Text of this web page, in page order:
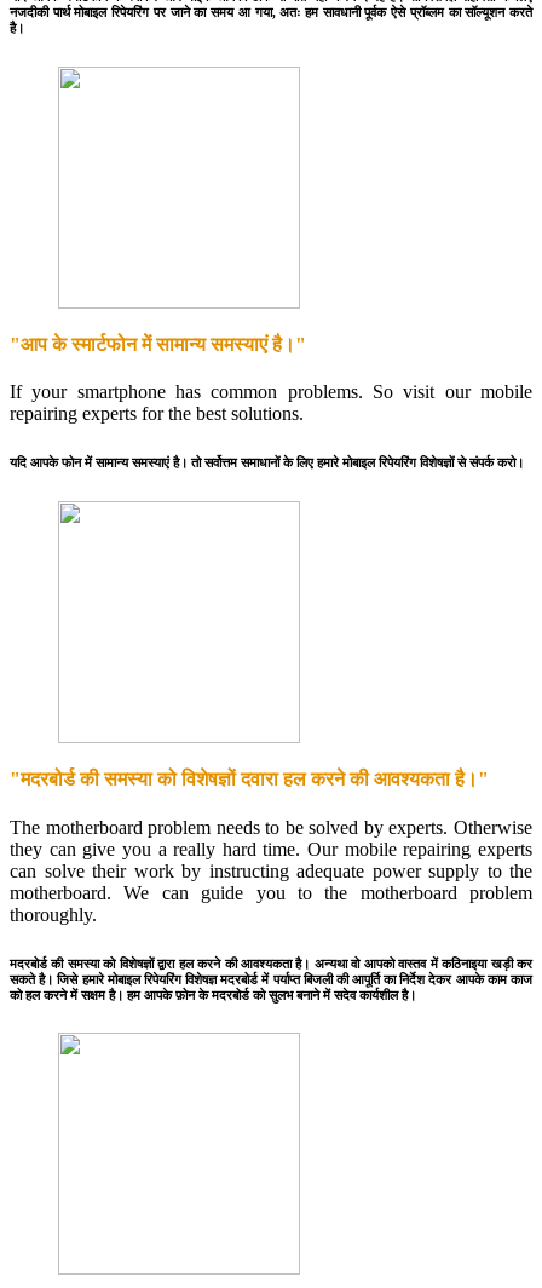
नजदीकी पार्थ मोबाइल रिपेयरिंग पर जाने का समय आ गया, अतः हम सावधानी पूर्वक ऐसे प्रॉब्लम का सॉल्यूशन करते
है।
"आप के स्मार्टफोन में सामान्य समस्याएं है।"
If your smartphone has common problems. So visit our mobile
repairing experts for the best solutions.
यदि आपके फोन में सामान्य समस्याएं है। तो सर्वोत्तम समाधानों के लिए हमारे मोबाइल रिपेयरिंग विशेषज्ञों से संपर्क करो।
"मदरबोर्ड की समस्या को विशेषज्ञों दवारा हल करने की आवश्यकता है।"
The motherboard problem needs to be solved by experts. Otherwise
they can give you a really hard time. Our mobile repairing experts
can solve their work by instructing adequate power supply to the
motherboard. We can guide you to the motherboard problem
thoroughly.
मदरबोर्ड की समस्या को विशेषज्ञों द्वारा हल करने की आवश्यकता है। अन्यथा वो आपको वास्तव में कठिनाइया खड़ी कर
सकते है। जिसे हमारे मोबाइल रिपेयरिंग विशेषज्ञ मदरबोर्ड में पर्याप्त बिजली की आपूर्ति का निर्देश देकर आपके काम काज
को हल करने में सक्षम है। हम आपके फ़ोन के मदरबोर्ड को सुलभ बनाने में सदेव कार्यशील है।